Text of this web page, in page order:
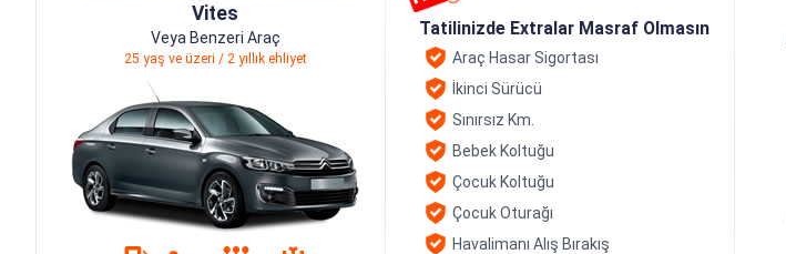
Vites
Veya Benzeri Araç
25 yaş ve üzeri / 2 yıllık ehliyet
Tatilinizde Extralar Masraf Olmasın
Araç Hasar Sigortası
İkinci Sürücü
Sınırsız Km.
Bebek Koltuğu
Çocuk Koltuğu
Çocuk Oturağı
Havalimanı Alış Bırakış